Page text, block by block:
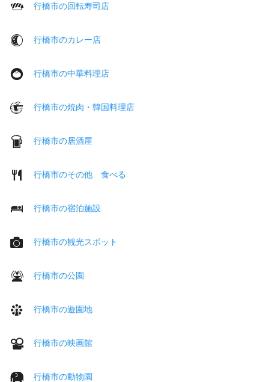
行橋市の回転寿司店
行橋市のカレー店
行橋市の中華料理店
行橋市の焼肉・韓国料理店
行橋市の居酒屋
行橋市のその他 食べる
行橋市の宿泊施設
行橋市の観光スポット
行橋市の公園
行橋市の遊園地
行橋市の映画館
行橋市の動物園